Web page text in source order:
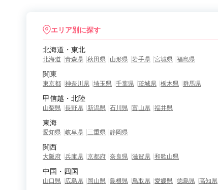
エリア別に探す
北海道・東北
北海道 青森県 秋田県 山形県 岩手県 宮城県 福島県
関東
東京都 神奈川県 埼玉県 千葉県 茨城県 栃木県 群馬県
甲信越・北陸
山梨県 長野県 新潟県 石川県 富山県 福井県
東海
愛知県 岐阜県 三重県 静岡県
関西
大阪府 兵庫県 京都府 奈良県 滋賀県 和歌山県
中国・四国
山口県 広島県 岡山県 島根県 鳥取県 愛媛県 徳島県 高知県